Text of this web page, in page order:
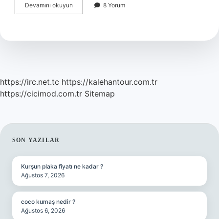
Devamını okuyun
Hangi
8 Yorum
https://irc.net.tc https://kalehantour.com.tr
https://cicimod.com.tr Sitemap
SIDEBAR
SON YAZILAR
Kurşun plaka fiyatı ne kadar ?
Ağustos 7, 2026
coco kumaş nedir ?
Ağustos 6, 2026